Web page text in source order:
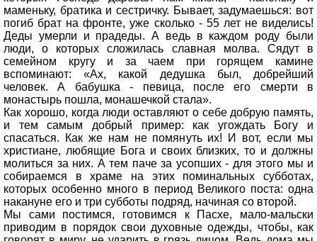
маменьку, братика и сестричку. Бывает, задумаешься: вот
погиб брат на фронте, уже сколько - 55 лет не виделись!
Деды умерли и прадеды. А ведь в каждом роду были
люди, о которых сложилась славная молва. Сядут в
семейном кругу и за чаем при горящем камине
вспоминают: «Ах, какой дедушка был, добрейший
человек. А бабушка - певица, после его смерти в
монастырь пошла, монашечкой стала».
Как хорошо, когда люди оставляют о себе добрую память,
и тем самым добрый пример: как угождать Богу и
спасаться. Как же нам не помянуть их! И вот, если мы
христиане, любящие Бога и своих близких, то и должны
молиться за них. А тем паче за усопших - для этого мы и
собираемся в храме на этих поминальных субботах,
которых особенно много в период Великого поста: одна
накануне его и три субботы подряд, начиная со второй.
Мы сами постимся, готовимся к Пасхе, мало-мальски
приводим в порядок свои духовные одежды, чтобы, как